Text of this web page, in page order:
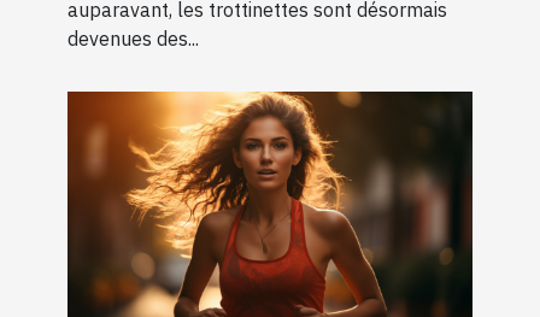
auparavant, les trottinettes sont désormais
devenues des...